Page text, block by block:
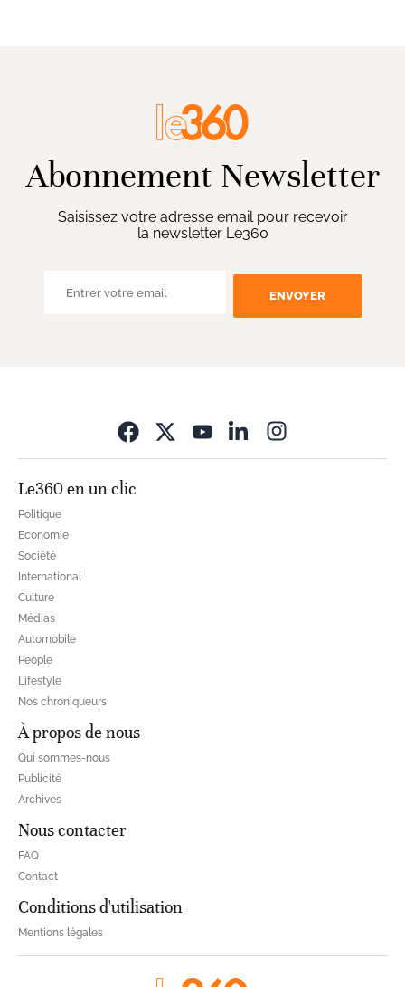
Abonnement Newsletter
Saisissez votre adresse email pour recevoir
la newsletter Le360
ENVOYER
Le360 en un clic
Politique
Economie
Société
International
Culture
Médias
Automobile
People
Lifestyle
Nos chroniqueurs
À propos de nous
Qui sommes-nous
Publicité
Archives
Nous contacter
FAQ
Contact
Conditions d'utilisation
Mentions légales